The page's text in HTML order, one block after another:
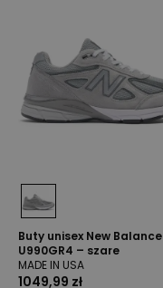
Buty unisex New Balance
U990GR4 – szare
MADE IN USA
1049,99 zł